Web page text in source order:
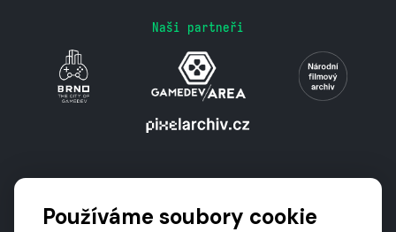
Naši partneři
Používáme soubory cookie